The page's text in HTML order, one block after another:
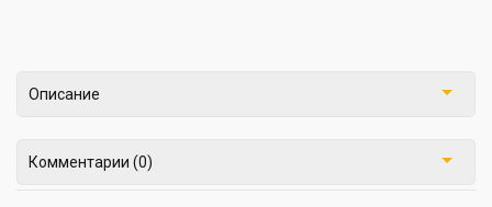
Описание
Комментарии (0)